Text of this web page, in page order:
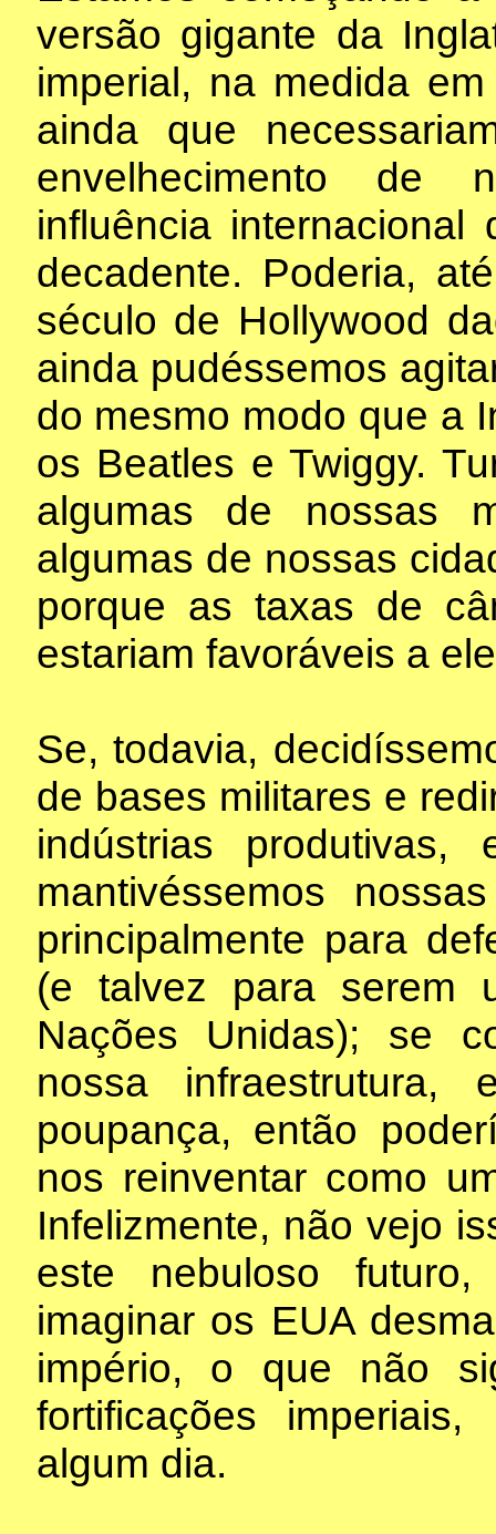
versão gigante da
imperial, na medida
ainda que
envelhecimento de
influência
decadente. Poderia,
século de Hollywood
ainda pudéssemos
do mesmo modo que a
os Beatles e Twiggy.
algumas de nossas
algumas de nossas
porque as taxas de
estariam favoráveis a
Se, todavia,
de bases militares e
indústrias
mantivéssemos
principalmente para
(e talvez para serem
Nações Unidas); se
nossa infraestrutura,
poupança, então
nos reinventar como
Infelizmente, não vejo
este nebuloso
imaginar os EUA
império, o que não
fortificações
algum dia.